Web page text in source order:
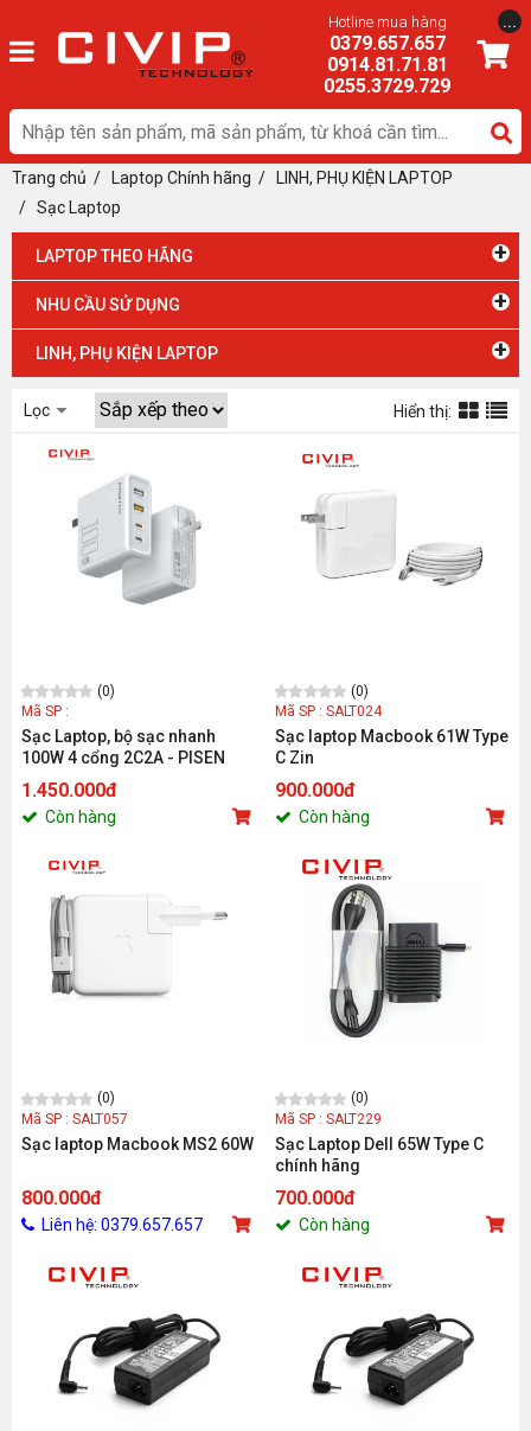
Hotline mua hàng
0379.657.657
0914.81.71.81
0255.3729.729
...
Trang chủ / Laptop Chính hãng / LINH, PHỤ KIỆN LAPTOP
/ Sạc Laptop
LAPTOP THEO HÃNG +
NHU CẦU SỬ DỤNG +
LINH, PHỤ KIỆN LAPTOP +
Lọc Hiển thị:
(0)
Mã SP :
Sạc Laptop, bộ sạc nhanh
100W 4 cổng 2C2A - PISEN
PRO100W GaNPro 2C2A ( kèm
dây)
1.450.000đ
Còn hàng
(0)
Mã SP : SALT024
Sạc laptop Macbook 61W Type
C Zin
900.000đ
Còn hàng
(0)
Mã SP : SALT057
Sạc laptop Macbook MS2 60W
800.000đ
Liên hệ: 0379.657.657
(0)
Mã SP : SALT229
Sạc Laptop Dell 65W Type C
chính hãng
700.000đ
Còn hàng